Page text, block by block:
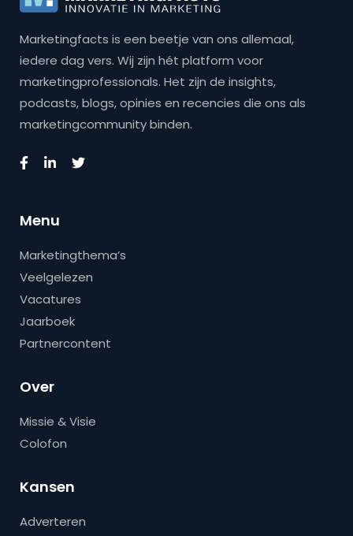
Marketingfacts is een beetje van ons allemaal,
iedere dag vers. Wij zijn hét platform voor
marketingprofessionals. Het zijn de insights,
podcasts, blogs, opinies en recencies die ons als
marketingcommunity binden.
Menu
Marketingthema’s
Veelgelezen
Vacatures
Jaarboek
Partnercontent
Over
Missie & Visie
Colofon
Kansen
Adverteren